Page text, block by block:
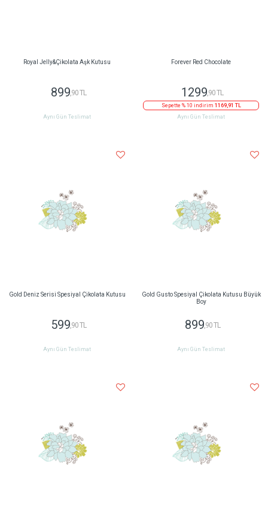
Royal Jelly&Çikolata Aşk Kutusu
899,90 TL
Aynı Gün Teslimat
Forever Red Chocolate
1299,90 TL
Sepette % 10 indirim 1169,91 TL
Aynı Gün Teslimat
Gold Deniz Serisi Spesiyal Çikolata Kutusu
599,90 TL
Aynı Gün Teslimat
Gold Gusto Spesiyal Çikolata Kutusu Büyük
Boy
899,90 TL
Aynı Gün Teslimat